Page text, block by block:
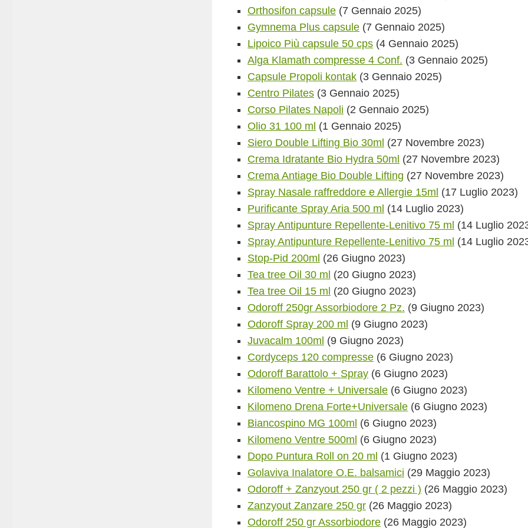
Orthosifon capsule (7 Gennaio 2025)
Gymnema Plus capsule (7 Gennaio 2025)
Lipoico Più capsule 50 cps (4 Gennaio 2025)
Alga Klamath compresse 4 Conf. (3 Gennaio 2025)
Capsule Propoli kontak (3 Gennaio 2025)
Centro Pilates (3 Gennaio 2025)
Corso Pilates Napoli (2 Gennaio 2025)
Olio 31 100 ml (1 Gennaio 2025)
Siero Double Lifting Bio 30ml (27 Novembre 2023)
Crema Idratante Bio Hydra 50ml (27 Novembre 2023)
Crema Antiage Bio Double Lifting (27 Novembre 2023)
Spray Nasale raffreddore e Allergie 15ml (17 Luglio 2023)
Purificante Spray Aria 500 ml (14 Luglio 2023)
Spray Antipunture Repellente-Lenitivo 75 ml (14 Luglio
Spray Antipunture Repellente-Lenitivo 75 ml (14 Luglio
Stop-Pid 200ml (26 Giugno 2023)
Tea tree Oil 30 ml (20 Giugno 2023)
Tea tree Oil 15 ml (20 Giugno 2023)
Odoroff 250gr Assorbiodore 2 Pz. (9 Giugno 2023)
Odoroff Spray 200 ml (9 Giugno 2023)
Juvacalm 100ml (9 Giugno 2023)
Cordyceps 120 compresse (6 Giugno 2023)
Odoroff Barattolo + Spray (6 Giugno 2023)
Kilomeno Ventre + Universale (6 Giugno 2023)
Kilomeno Drena Forte+Universale (6 Giugno 2023)
Biancospino MG 100ml (6 Giugno 2023)
Kilomeno Ventre 500ml (6 Giugno 2023)
Dopo Puntura Roll on 20 ml (1 Giugno 2023)
Golaviva Inalatore O.E. balsamici (29 Maggio 2023)
Odoroff + Zanzyout 250 gr ( 2 pezzi ) (26 Maggio 2023)
Zanzyout Zanzare 250 gr (26 Maggio 2023)
Odoroff 250 gr Assorbiodore (26 Maggio 2023)